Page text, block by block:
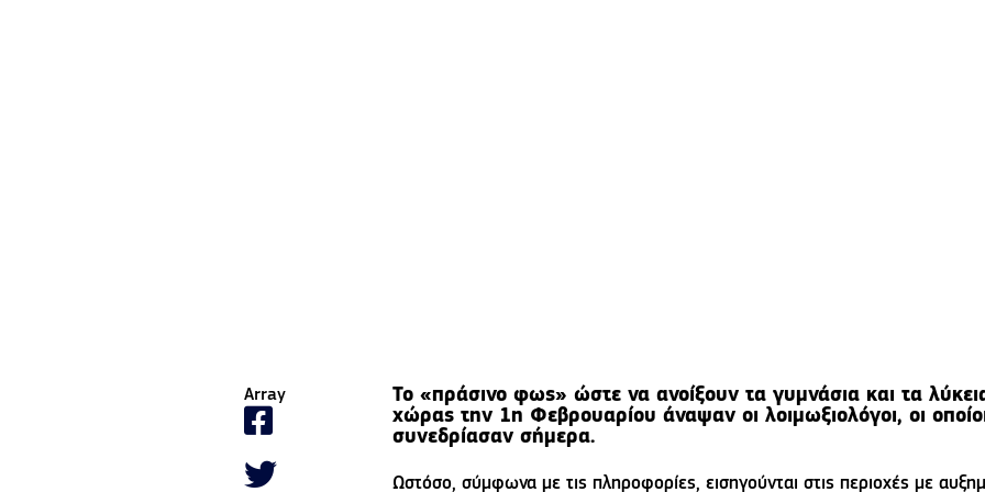
Array
To «πράσινο φως» ώστε να ανοίξουν τα γυμνάσια και τα
χώρας την 1η Φεβρουαρίου άναψαν οι λοιμωξιολόγοι, οι
συνεδρίασαν σήμερα.
Ωστόσο, σύμφωνα με τις πληροφορίες, εισηγούνται στις περιοχές με